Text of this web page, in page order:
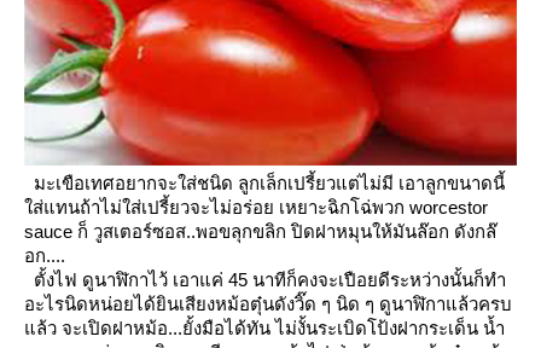
มะเขือเทศอยากจะใส่ชนิด ลูกเล็กเปรี้ยวแต่ไม่มี เอาลูกขนาดนี้
ส่แทนถ้าไม่ใส่เปรี้ยวจะไม่อร่อย เหยาะฉิกโฉ่พวก worcestor
sauce ก็ วูสเตอร์ซอส..พอขลุกขลิก ปิดฝาหมุนให้มันล๊อก ดังกล๊
อก....
ตั้งไฟ ดูนาฬิกาไว้ เอาแค่ 45 นาทีก็คงจะเปือยดีระหว่างนั้นก็ทำ
อะไรนิดหน่อยได้ยินเสียงหม้อตุ๋นดังวิ๊ด ๆ นิด ๆ ดูนาฬิกาแล้วครบ
ล้ว จะเปิดฝาหม้อ...ยั้งมือได้ทันไม่งั้นระเบิดโป้งฝากระเด็น น้ำ